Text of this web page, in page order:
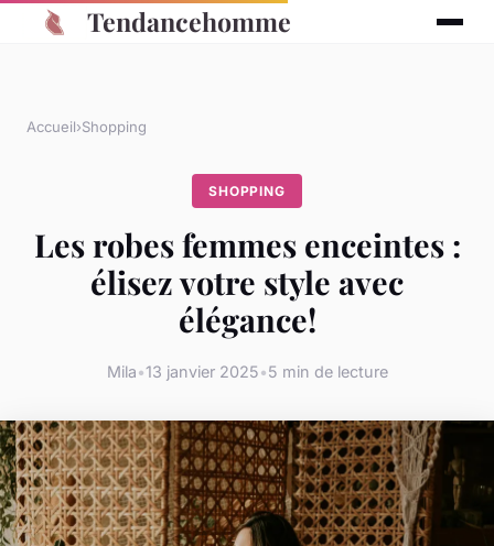
Tendancehomme
Accueil›Shopping
SHOPPING
Les robes femmes enceintes :
élisez votre style avec
élégance!
Mila•13 janvier 2025•5 min de lecture